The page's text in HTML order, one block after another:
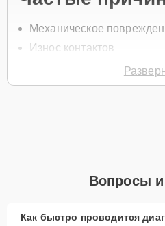
Механическое
Износ контактов
Засорение или
Неаккуратная
Главные
сервиса
Вопросы
Как быстро проводится